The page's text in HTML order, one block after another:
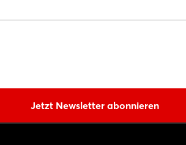
Jetzt Newsletter abonnieren